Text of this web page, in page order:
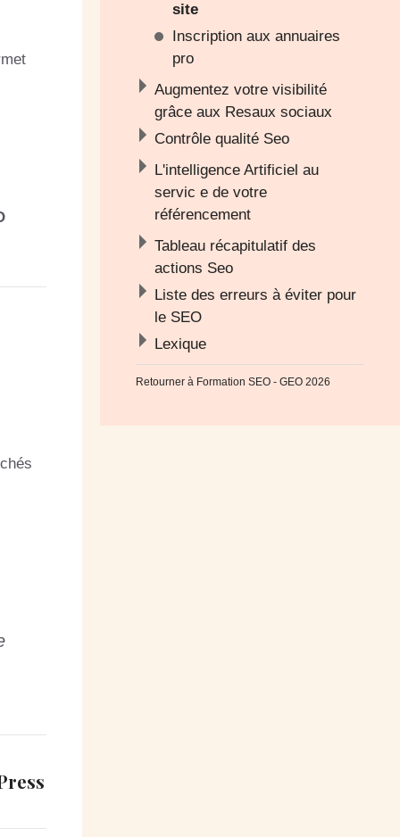
site
Inscription aux annuaires
pro
Augmentez votre visibilité
grâce aux Resaux sociaux
Contrôle qualité Seo
L'intelligence Artificiel au
servic e de votre
référencement
Tableau récapitulatif des
actions Seo
Liste des erreurs à éviter pour
le SEO
Lexique
Retourner à Formation SEO - GEO 2026